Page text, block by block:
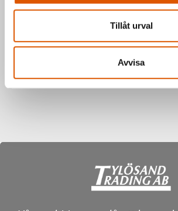
Tillåt urval
Avvisa